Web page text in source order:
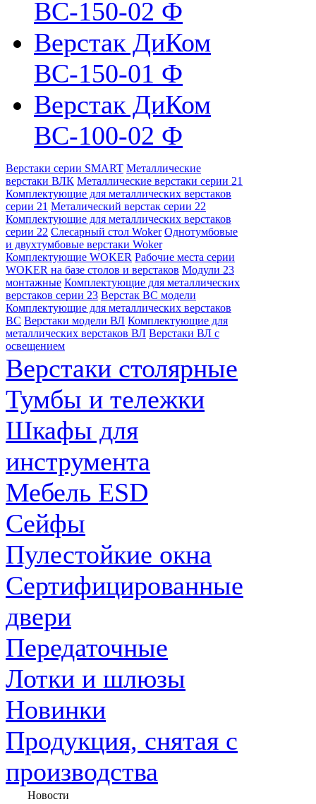
ВС-150-02 Ф
Верстак ДиКом
ВС-150-01 Ф
Верстак ДиКом
ВС-100-02 Ф
Верстаки серии SMART Металлические
верстаки ВЛК Металлические верстаки серии 21
Комплектующие для металлических верстаков
серии 21 Металический верстак серии 22
Комплектующие для металлических верстаков
серии 22 Слесарный стол Woker Однотумбовые
и двухтумбовые верстаки Woker
Комплектующие WOKER Рабочие места серии
WOKER на базе столов и верстаков Модули 23
монтажные Комплектующие для металлических
верстаков серии 23 Верстак ВС модели
Комплектующие для металлических верстаков
ВС Верстаки модели ВЛ Комплектующие для
металлических верстаков ВЛ Верстаки ВЛ с
освещением
Верстаки столярные
Тумбы и тележки
Шкафы для
инструмента
Мебель ESD
Сейфы
Пулестойкие окна
Сертифицированные
двери
Передаточные
Лотки и шлюзы
Новинки
Продукция, снятая с
производства
Новости